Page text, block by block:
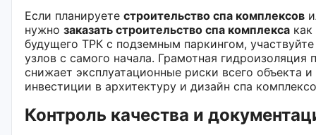
Если планируете строительство спа комплексов
нужно заказать строительство спа комплекса как
будущего ТРК с подземным паркингом, участвуйте
узлов с самого начала. Грамотная гидроизоляция
снижает эксплуатационные риски всего объекта
инвестиции в архитектуру и дизайн спа
Контроль качества и